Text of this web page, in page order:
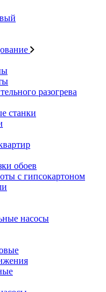
разогрева
станки
обоев
с гипсокартоном
насосы